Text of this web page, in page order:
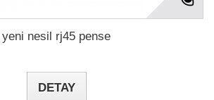
yeni nesil rj45 pense
DETAY